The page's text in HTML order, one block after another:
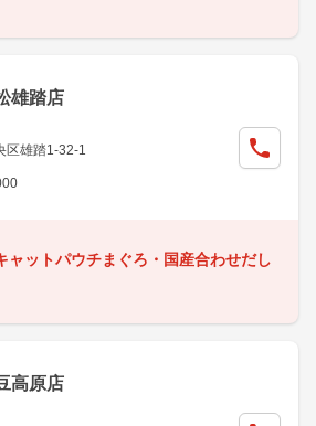
雄踏店
区雄踏1-32-1
ャットパウチまぐろ・国産合わせだし
高原店